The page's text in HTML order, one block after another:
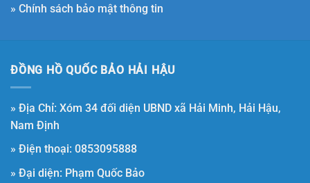
» Chính sách bảo mật thông tin
ĐỒNG HỒ QUỐC BẢO HẢI HẬU
» Địa Chỉ: Xóm 34 đối diện UBND xã Hải Minh, Hải Hậu,
Nam Định
» Điện thoại: 0853095888
» Đại diện: Phạm Quốc Bảo